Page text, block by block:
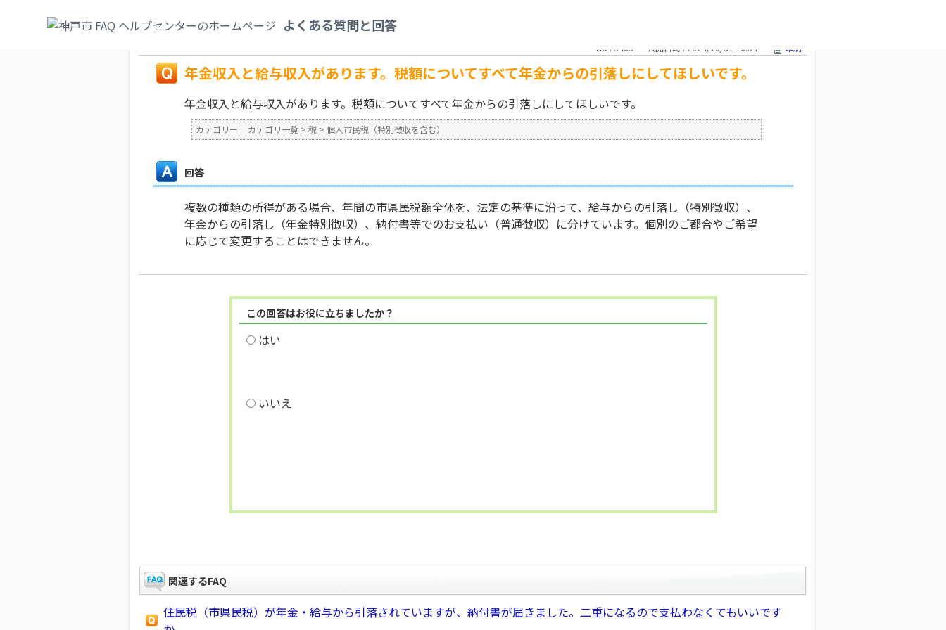
よくある質問と回答
す。
No : 3463 公開日時 : 2024/10/31 16:34 印刷
年金収入と給与収入があります。税額についてすべて年金からの引落しにしてほしいです。
年金収入と給与収入があります。税額についてすべて年金からの引落しにしてほしいです。
カテゴリー : カテゴリ一覧 > 税 > 個人市民税（特別徴収を含む）
回答
複数の種類の所得がある場合、年間の市県民税額全体を、法定の基準に沿って、給与からの引落し（特別徴収）、
年金からの引落し（年金特別徴収）、納付書等でのお支払い（普通徴収）に分けています。個別のご都合やご希望
に応じて変更することはできません。
この回答はお役に立ちましたか？
はい
いいえ
関連するFAQ
住民税（市県民税）が年金・給与から引落されていますが、納付書が届きました。二重になるので支払わなくてもいいです